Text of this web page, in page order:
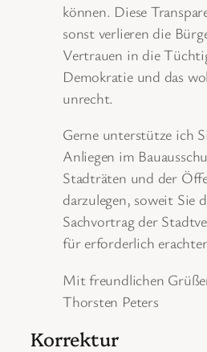
können. Diese
sonst verlieren die
Vertrauen in die
Demokratie und das
unrecht.
Gerne unterstütze ich
Anliegen im
Stadträten und der
darzulegen, soweit Sie
Sachvortrag der
für erforderlich
Mit freundlichen
Thorsten Peters
Korrektur